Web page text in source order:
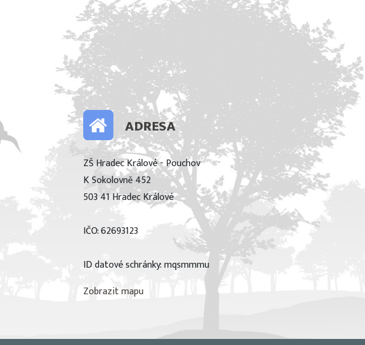
ADRESA
ZŠ Hradec Králové - Pouchov
K Sokolovně 452
503 41 Hradec Králové
IČO: 62693123
ID datové schránky: mqsmmmu
Zobrazit mapu